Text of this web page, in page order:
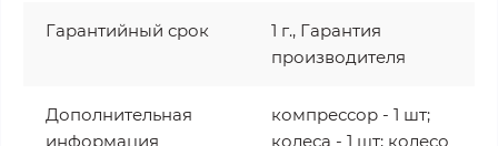
Гарантийный срок
1 г., Гарантия
производителя
Дополнительная
информация
компрессор - 1 шт;
колеса - 1 шт; колесо